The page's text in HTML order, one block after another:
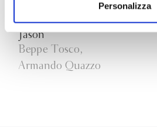
il tuo consenso alla profilazione
ogni momentoRevoca
Personalizza
avventura di Marta e
Jason
Beppe Tosco,
Armando Quazzo